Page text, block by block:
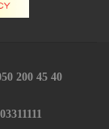
200 45 40